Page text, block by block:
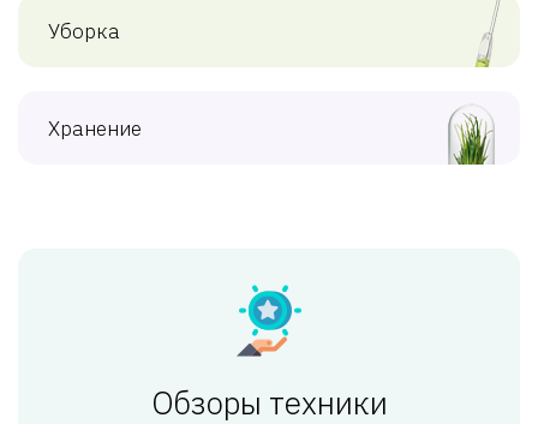
Уборка
Хранение
Обзоры техники